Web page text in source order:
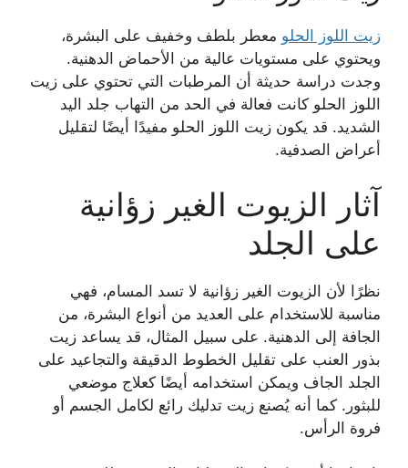
زيت اللوز الحلو معطر بلطف وخفيف على البشرة،
ويحتوي على مستويات عالية من الأحماض الدهنية.
وجدت دراسة حديثة أن المرطبات التي تحتوي على زيت
اللوز الحلو كانت فعالة في الحد من التهاب جلد اليد
الشديد. قد يكون زيت اللوز الحلو مفيدًا أيضًا لتقليل
أعراض الصدفية.
آثار الزيوت الغير زؤانية
على الجلد
نظرًا لأن الزيوت الغير زؤانية لا تسد المسام، فهي
مناسبة للاستخدام على العديد من أنواع البشرة، من
الجافة إلى الدهنية. على سبيل المثال، قد يساعد زيت
بذور العنب على تقليل الخطوط الدقيقة والتجاعيد على
الجلد الجاف ويمكن استخدامه أيضًا كعلاج موضعي
للبثور. كما أنه يُصنع زيت تدليك رائع لكامل الجسم أو
فروة الرأس.